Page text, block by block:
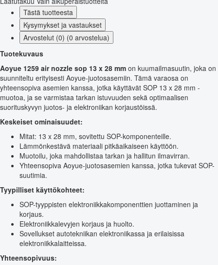
Tästä tuotteesta
Kysymykset ja vastaukset
Arvostelut (0) (0 arvostelua)
Tuotekuvaus
Aoyue 1259 air nozzle sop 13 x 28 mm on kuumailmasuutin, joka on
suunniteltu erityisesti Aoyue-juotosasemiin. Tämä varaosa on
yhteensopiva asemien kanssa, jotka käyttävät SOP 13 x 28 mm -
muotoa, ja se varmistaa tarkan istuvuuden sekä optimaalisen
suorituskyvyn juotos- ja elektroniikan korjaustöissä.
Keskeiset ominaisuudet:
Mitat: 13 x 28 mm, sovitettu SOP-komponenteille.
Lämmönkestävä materiaali pitkäaikaiseen käyttöön.
Muotoilu, joka mahdollistaa tarkan ja hallitun ilmavirran.
Yhteensopiva Aoyue-juotosasemien kanssa, jotka tukevat SOP-
suutimia.
Tyypilliset käyttökohteet:
SOP-tyyppisten elektroniikkakomponenttien juottaminen ja
korjaus.
Elektroniikkalevyjen korjaus ja huolto.
Sovellukset autotekniikan elektroniikassa ja erilaisissa
elektroniikkalaitteissa.
Yhteensopivuus: